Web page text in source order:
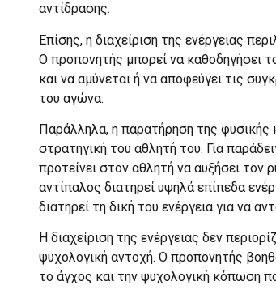
αντίδρασης.
Επίσης, η διαχείριση της ενέργειας
Ο προπονητής μπορεί να καθοδηγήσει
και να αμύνεται ή να αποφεύγει τις
του αγώνα.
Παράλληλα, η παρατήρηση της φυσικής
στρατηγική του αθλητή του. Για
προτείνει στον αθλητή να αυξήσει τον
αντίπαλος διατηρεί υψηλά επίπεδα
διατηρεί τη δική του ενέργεια για να
Η διαχείριση της ενέργειας δεν
ψυχολογική αντοχή. Ο προπονητής
το άγχος και την ψυχολογική κόπωση